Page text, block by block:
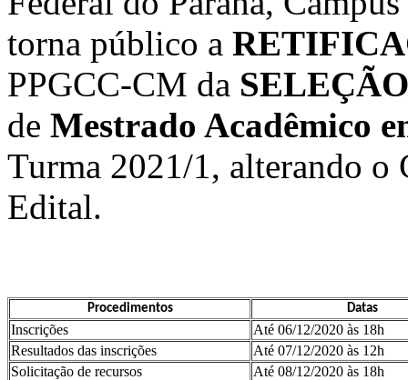
torna público a
PPGCC-CM da
de Mestrado Acadêmico
Turma 2021/1, alterando o
Edital.
Procedimentos Datas
Inscrições
Até 06/12/2020 às 18h
Resultados das inscrições
Até 07/12/2020 às 12h
Solicitação de recursos
Até 08/12/2020 às 18h